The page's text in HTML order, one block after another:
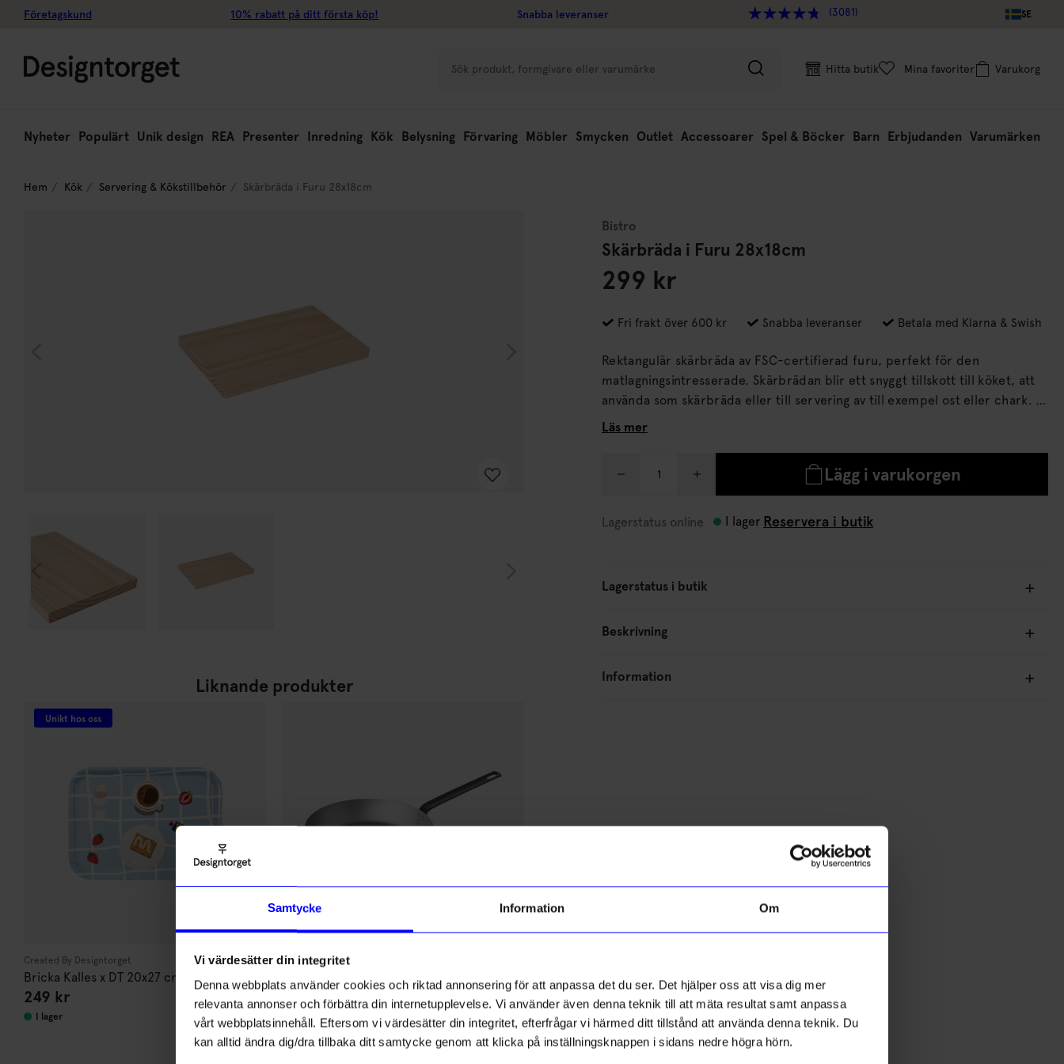
Samtycke Information Om
Vi värdesätter din integritet
Denna webbplats använder cookies och riktad annonsering för att anpassa det du ser. Det hjälper oss att visa dig mer
relevanta annonser och förbättra din internetupplevelse. Vi använder även denna teknik till att mäta resultat samt anpassa
vårt webbplatsinnehåll. Eftersom vi värdesätter din integritet, efterfrågar vi härmed ditt tillstånd att använda denna teknik. Du
kan alltid ändra dig/dra tillbaka ditt samtycke genom att klicka på inställningsknappen i sidans nedre högra hörn.
Företagskund 10% rabatt på ditt första köp! Snabba leveranser (3081) SE
Hitta butik Mina favoriter Varukorg
Nyheter Populärt Unik design REA Presenter Inredning Kök Belysning Förvaring Möbler Smycken Outlet Accessoarer Spel & Böcker Barn Erbjudanden Varumärken
Hem Kök Servering & Kökstillbehör Skärbräda i Furu 28x18cm
Liknande produkter
Unikt hos oss
Created By Designtorget
Bricka Kalles x DT 20x27 cm
249 kr
I lager
Granberg
Stekpanna kolstål Granberg 28 cm
599kr
I lager
Stekpanna 28 cm Primo Koppar
1 199kr
I lager
199kr
I lager
Bistro
Skärbräda i Furu 28x18cm
299 kr
Fri frakt över 600 kr Snabba leveranser Betala med Klarna & Swish
Rektangulär skärbräda av FSC-certifierad furu, perfekt för den
matlagningsintresserade. Skärbrädan blir ett snyggt tillskott till köket, att
använda som skärbräda eller till servering av till exempel ost eller chark. •
Skärbräda i furu • FSC-certifierat trä • Finns i olika storlekar Tillverkad i
Läs mer
Lägg i varukorgen
Lagerstatus online I lager Reservera i butik
Lagerstatus i butik
Beskrivning
Information